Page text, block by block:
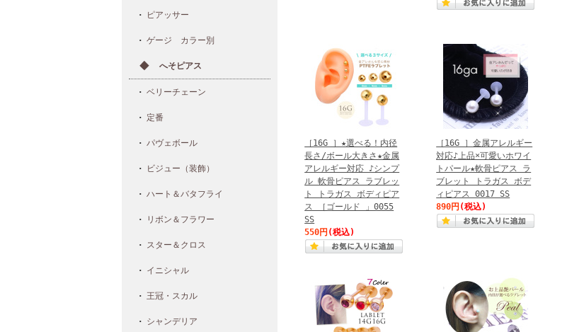
ピアッサー
ゲージ カラー別
へそピアス
ベリーチェーン
定番
パヴェボール
ビジュー（装飾）
ハート＆バタフライ
リボン＆フラワー
スター＆クロス
イニシャル
王冠・スカル
シャンデリア
［16G ］★選べる！内径
長さ/ボール大きさ★金属
アレルギー対応 ♪シンプ
ル 軟骨ピアス ラブレッ
ト トラガス ボディピア
ス ［ゴールド 」0055
SS
550円 (税込)
［16G ］金属アレルギー
対応♪上品×可愛いホワイ
トパール★軟骨ピアス ラ
ブレット トラガス ボデ
ィピアス 0017 SS
890円 (税込)